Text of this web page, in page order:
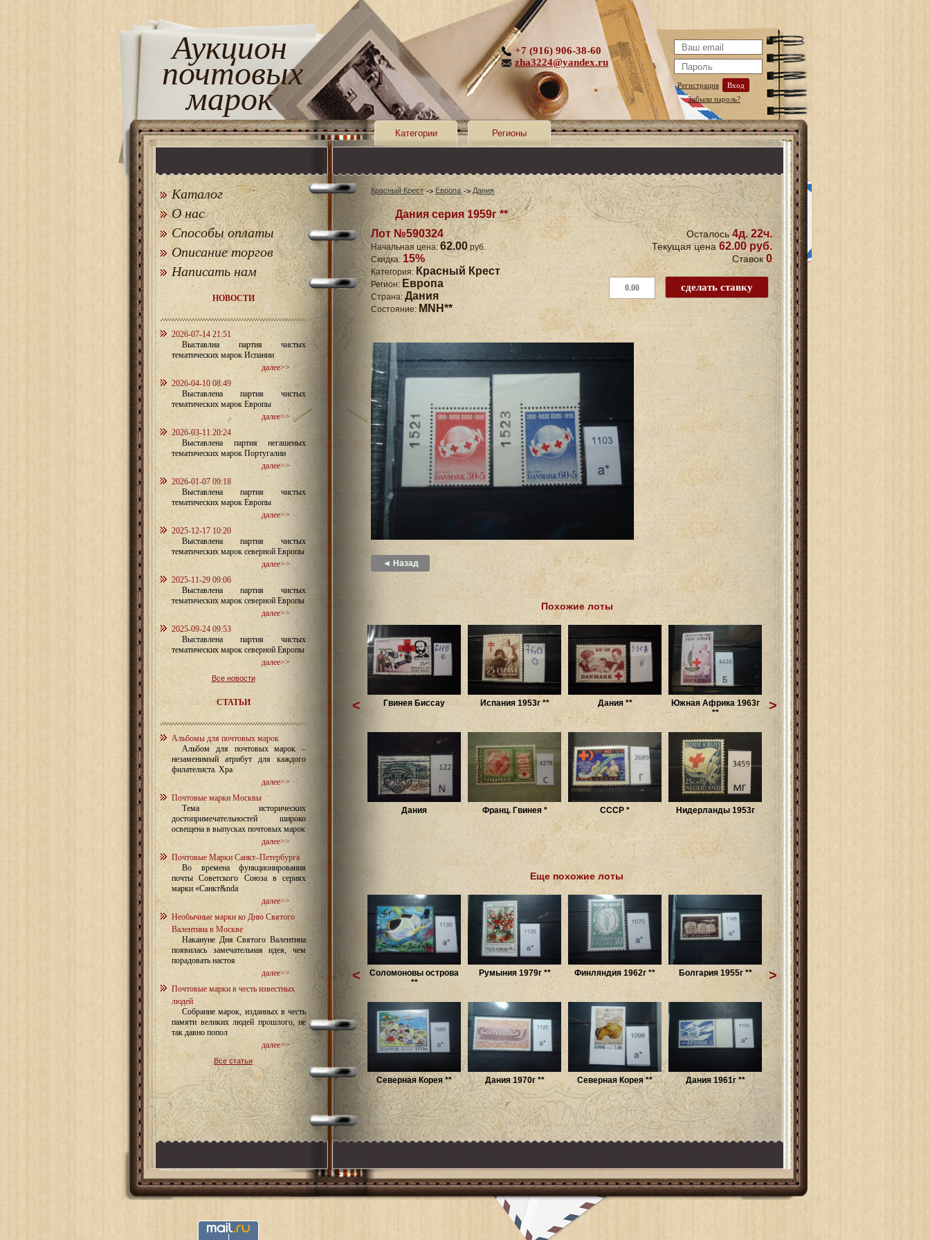
Аукцион
почтовых
марок Регистрация
Вход
Забыли пароль?
+7 (916) 906-38-60
zha3224@yandex.ru
Категории Регионы
Каталог
О нас
Способы оплаты
Описание торгов
Написать нам
НОВОСТИ
2026-07-14 21:51
Выставлна партия чистых
тематических марок Испании
далее>>
2026-04-10 08:49
Выставлена партия чистых
тематических марок Европы
далее>>
2026-03-11 20:24
Выставлена партия негашеных
тематических марок Португалии
далее>>
2026-01-07 09:18
Выставлена партия чистых
тематических марок Европы
далее>>
2025-12-17 10:20
Выставлена партия чистых
тематических марок северной Европы
далее>>
2025-11-29 09:06
Выставлена партия чистых
тематических марок северной Европы
далее>>
2025-09-24 09:53
Выставлена партия чистых
тематических марок северной Европы
далее>>
Все новости
СТАТЬИ
Альбомы для почтовых марок
Альбом для почтовых марок –
незаменимый атрибут для каждого
филателиста. Хра
далее>>
Почтовые марки Москвы
Тема исторических
достопримечательностей широко
освещена в выпусках почтовых марок
далее>>
Почтовые Марки Санкт–Петербурга
Во времена функционирования
почты Советского Союза в сериях
марки «Санкт&nda
далее>>
Необычные марки ко Дню Святого
Валентина в Москве
Накануне Дня Святого Валентина
появилась замечательная идея, чем
порадовать настоя
далее>>
Почтовые марки в честь известных
людей
Собрание марок, изданных в честь
памяти великих людей прошлого, не
так давно попол
далее>>
Все статьи
Красный Крест Европа Дания
Дания серия 1959г **
Лот №590324
Начальная цена: 62.00руб.
Скидка: 15%
Категория: Красный Крест
Регион: Европа
Страна: Дания
Состояние: MNH**
Осталось4д. 22ч.
Текущая цена 62.00 руб.
Ставок 0
◄ Назад
Похожие лоты
Гвинея Биссау Испания 1953г ** Дания **
Южная Африка 1963г
**
Дания Франц. Гвинея * СССР * Нидерланды 1953г
< >
Еще похожие лоты
Соломоновы острова
**
Румыния 1979г ** Финляндия 1962г ** Болгария 1955г **
Северная Корея ** Дания 1970г ** Северная Корея ** Дания 1961г **
< >